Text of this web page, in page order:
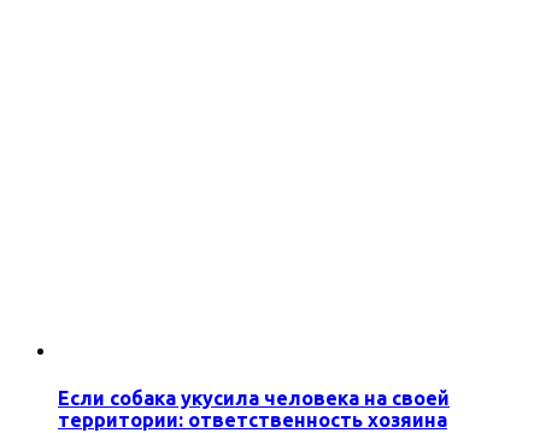
Если собака укусила человека на своей
территории: ответственность хозяина